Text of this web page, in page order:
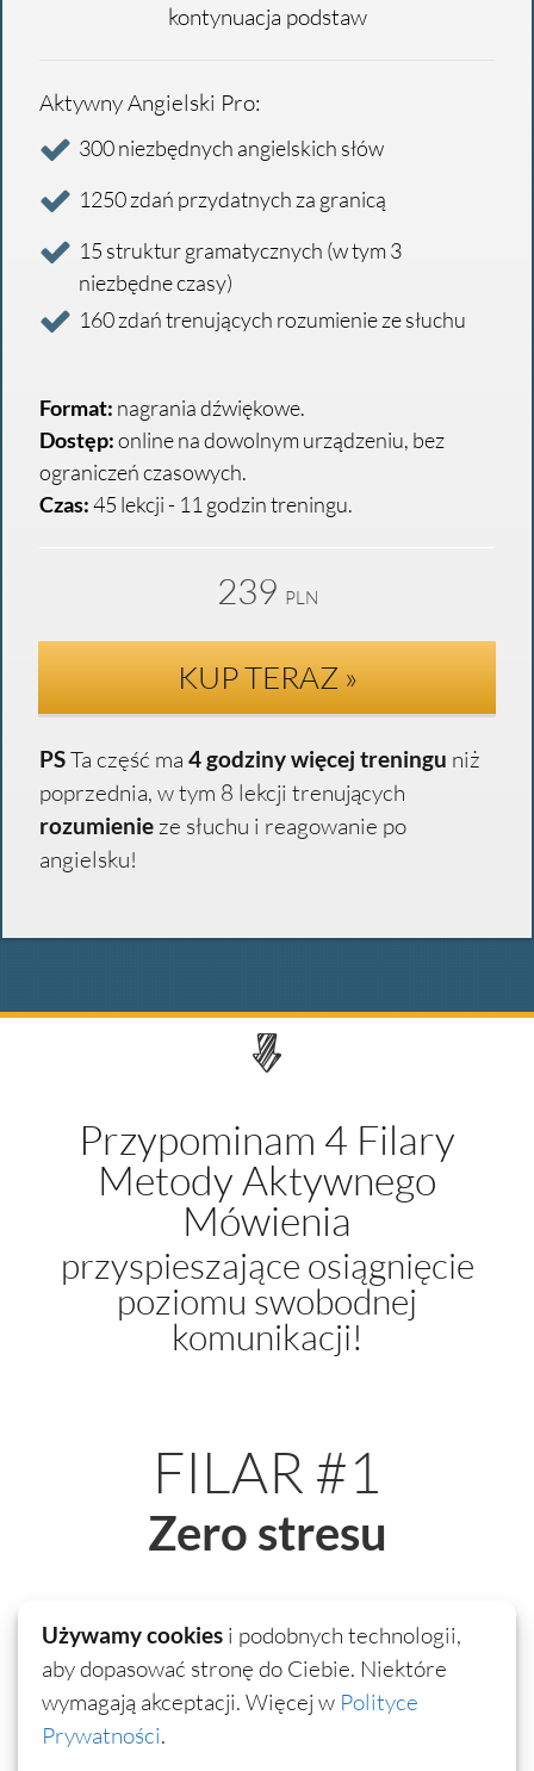
Używamy cookies i podobnych technologii,
aby dopasować stronę do Ciebie. Niektóre
wymagają akceptacji. Więcej w Polityce
Prywatności.
kontynuacja podstaw
Aktywny Angielski Pro:
300 niezbędnych angielskich słów
1250 zdań przydatnych za granicą
15 struktur gramatycznych (w tym 3
niezbędne czasy)
160 zdań trenujących rozumienie ze słuchu
Format: nagrania dźwiękowe.
Dostęp:online na dowolnym urządzeniu, bez
ograniczeń czasowych.
Czas:45 lekcji - 11 godzin treningu.
239 PLN
KUP TERAZ »
PSTa część ma 4 godziny więcej treningu niż
poprzednia, w tym 8 lekcji trenujących
rozumienieze słuchu i reagowanie po
angielsku!
Przypominam 4 Filary
Metody Aktywnego
Mówienia
przyspieszające osiągnięcie
poziomu swobodnej
komunikacji!
FILAR #1
Zero stresu
Jedyny kurs, w którym nikt na Ciebie nie
patrzy i nikt Cię nie ocenia. Ćwiczysz
wtedy kiedy chcesz, tyle ile chcesz, tam